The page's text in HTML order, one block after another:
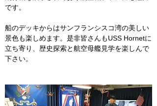
です。
船のデッキからはサンフランシスコ湾の美しい
景色も楽しめます。是非皆さんもUSS Hornetに
立ち寄り、歴史探索と航空母艦見学を楽しんで
下さい。